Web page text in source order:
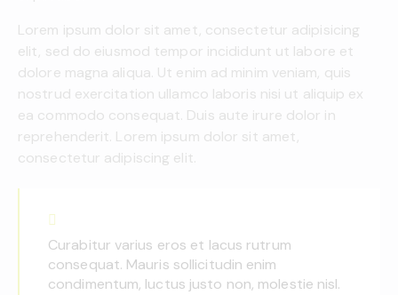
Lorem ipsum dolor sit amet, consectetur adipisicing
elit, sed do eiusmod tempor incididunt ut labore et
dolore magna aliqua. Ut enim ad minim veniam, quis
nostrud exercitation ullamco laboris nisi ut aliquip ex
ea commodo consequat. Duis aute irure dolor in
reprehenderit. Lorem ipsum dolor sit amet,
consectetur adipiscing elit.
Curabitur varius eros et lacus rutrum
consequat. Mauris sollicitudin enim
condimentum, luctus justo non, molestie nisl.